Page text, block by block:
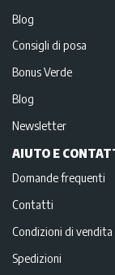
Blog
Consigli di posa
Bonus Verde
Blog
Newsletter
AIUTO E
Domande frequenti
Contatti
Condizioni di vendita
Spedizioni